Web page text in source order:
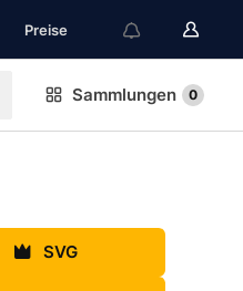
Preise
Sammlungen 0
SVG